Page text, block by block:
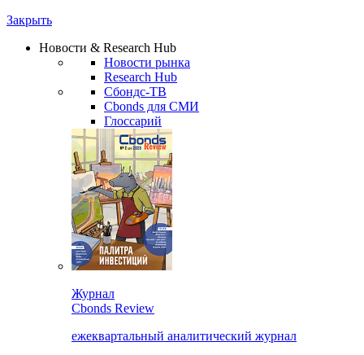
Закрыть
Новости & Research Hub
Новости рынка
Research Hub
Сбондс-ТВ
Cbonds для СМИ
Глоссарий
Журнал
Cbonds Review
ежеквартальный аналитический журнал